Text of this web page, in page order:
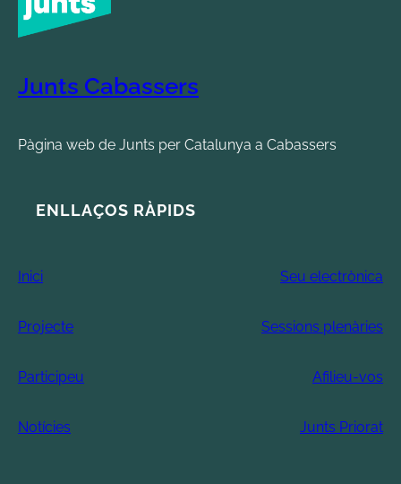
Junts Cabassers
Pàgina web de Junts per Catalunya a Cabassers
ENLLAÇOS RÀPIDS
Inici Seu electrònica
Projecte Sessions plenàries
Participeu Afilieu-vos
Notícies Junts Priorat